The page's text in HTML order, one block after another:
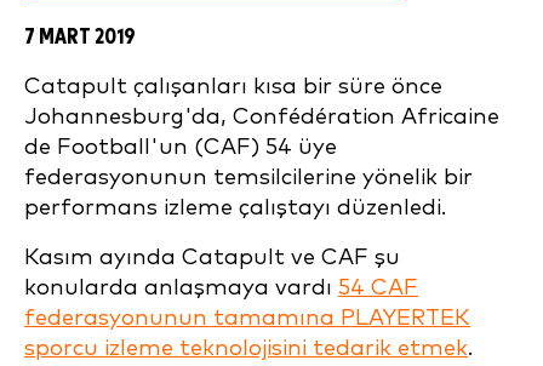
7 MART 2019
Catapult çalışanları kısa bir süre önce
Johannesburg'da, Confédération Africaine
de Football'un (CAF) 54 üye
federasyonunun temsilcilerine yönelik bir
performans izleme çalıştayı düzenledi.
Kasım ayında Catapult ve CAF şu
konularda anlaşmaya vardı 54 CAF
federasyonunun tamamına PLAYERTEK
sporcu izleme teknolojisini tedarik etmek.